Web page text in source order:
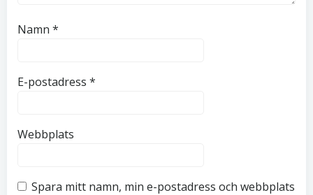
Namn *
E-postadress *
Webbplats
Spara mitt namn, min e-postadress och webbplats